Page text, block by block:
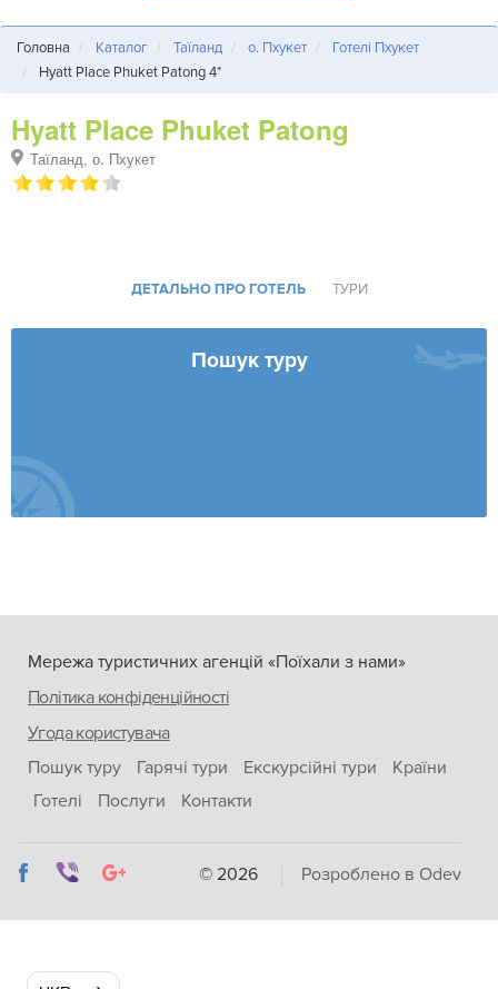
Головна Каталог Таїланд о. Пхукет
Готелі Пхукет
Hyatt Place Phuket Patong 4*
Hyatt Place Phuket Patong
Таїланд, о. Пхукет
ДЕТАЛЬНО ПРО ГОТЕЛЬ ТУРИ
Пошук туру
Мережа туристичних агенцій «Поїхали з нами»
Політика конфіденційності
Угода користувача
Пошук туру
Гарячі тури Екскурсійні тури
Країни
Готелі
Послуги Контакти
© 2026 Розроблено в Odev